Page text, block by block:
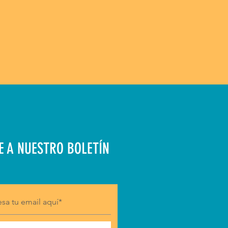
A NUESTRO BOLETÍN